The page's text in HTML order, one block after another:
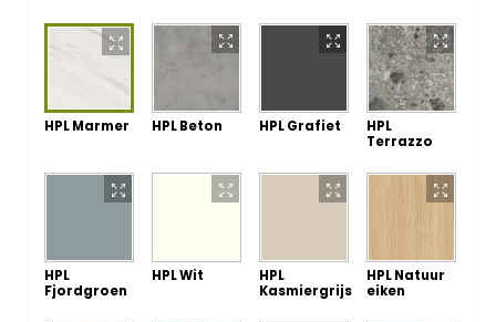
HPL Marmer HPL Beton HPL Grafiet
HPL
Terrazzo
HPL
Fjordgroen
HPL Wit
HPL
Kasmiergrijs
HPL Natuur
eiken